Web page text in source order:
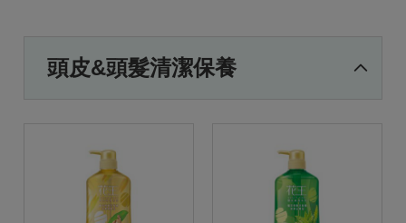
頭皮&頭髮清潔保養